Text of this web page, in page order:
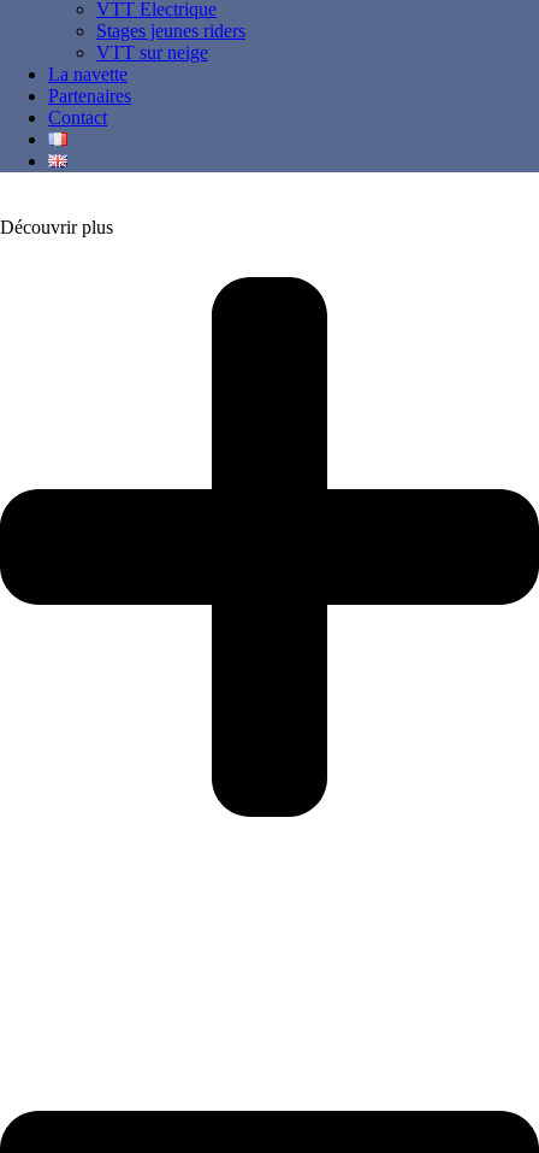
VTT Electrique
Stages jeunes riders
VTT sur neige
La navette
Partenaires
Contact
Tarentaise Tour
De La Plagne à Albertville
Niveau
Découvrir plus